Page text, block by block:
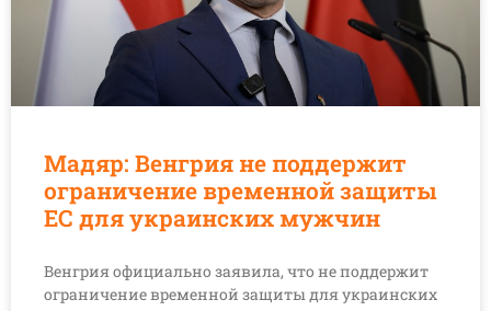
Мадяр: Венгрия не поддержит
ограничение временной защиты
ЕС для украинских мужчин
Венгрия официально заявила, что не поддержит
ограничение временной защиты для украинских